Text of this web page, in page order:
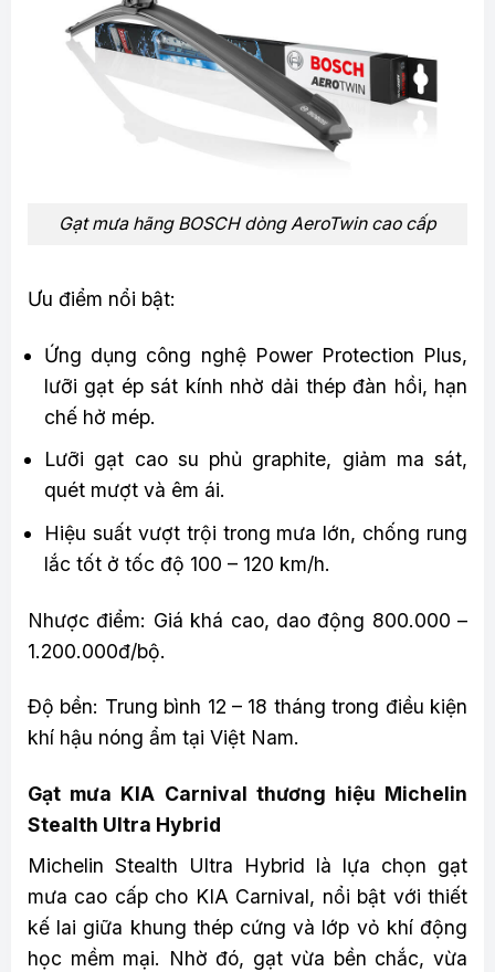
Gạt mưa hãng BOSCH dòng AeroTwin cao cấp
Ưu điểm nổi bật:
Ứng dụng công nghệ Power Protection Plus,
lưỡi gạt ép sát kính nhờ dải thép đàn hồi, hạn
chế hở mép.
Lưỡi gạt cao su phủ graphite, giảm ma sát,
quét mượt và êm ái.
Hiệu suất vượt trội trong mưa lớn, chống rung
lắc tốt ở tốc độ 100 – 120 km/h.
Nhược điểm: Giá khá cao, dao động 800.000 –
1.200.000đ/bộ.
Độ bền: Trung bình 12 – 18 tháng trong điều kiện
khí hậu nóng ẩm tại Việt Nam.
Gạt mưa KIA Carnival thương hiệu Michelin
Stealth Ultra Hybrid
Michelin Stealth Ultra Hybrid là lựa chọn gạt
mưa cao cấp cho KIA Carnival, nổi bật với thiết
kế lai giữa khung thép cứng và lớp vỏ khí động
học mềm mại. Nhờ đó, gạt vừa bền chắc, vừa